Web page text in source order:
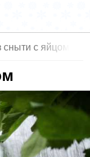
сныти с яйцом